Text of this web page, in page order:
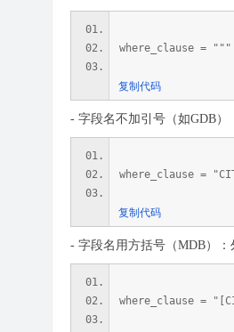
where_clause =
复制代码
- 字段名不加引号（如GDB）
where_clause =
复制代码
- 字段名用方括号（MDB）：
where_clause =